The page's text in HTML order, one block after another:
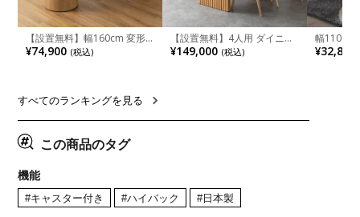
【設置無料】幅160cm 変形
半円 ダイニングテーブル モ
ルタル風 LENAS コンクリー
リア風 グレージュ
¥74,900 (税込)
【設置無料】4人用 ダイニン
グテーブルセット 5点 LUGA
セラミックテーブル おしゃれ
¥149,000 (税込)
幅110cm
木目調 リ
付き 長方
¥32,800
すべてのランキングを見る
この商品のタグ
機能
#キャスター付き #ハイバック #日本製